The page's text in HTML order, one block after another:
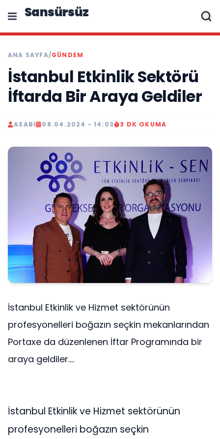
Sansürsüz
ANA SAYFA/GÜNDEM
İstanbul Etkinlik Sektörü
İftarda Bir Araya Geldiler
ASABI 08.04.2024 - 14:03 3 DK OKUMA
İstanbul Etkinlik ve Hizmet sektörünün
profesyonelleri boğazın seçkin mekanlarından
Portaxe da düzenlenen İftar Programında bir
araya geldiler....
İstanbul Etkinlik ve Hizmet sektörünün
profesyonelleri boğazın seçkin